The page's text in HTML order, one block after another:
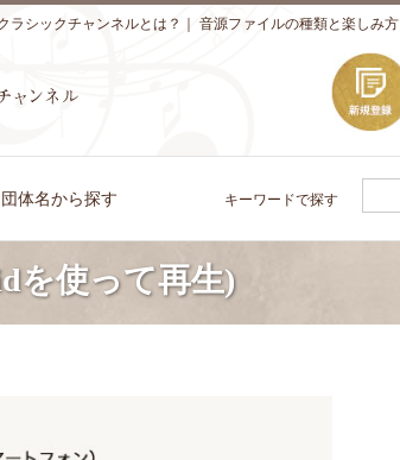
音源ファイルの種類と楽しみ方
ラシックチャンネルとは？
体名から探す キーワードで探す
を使って再生)